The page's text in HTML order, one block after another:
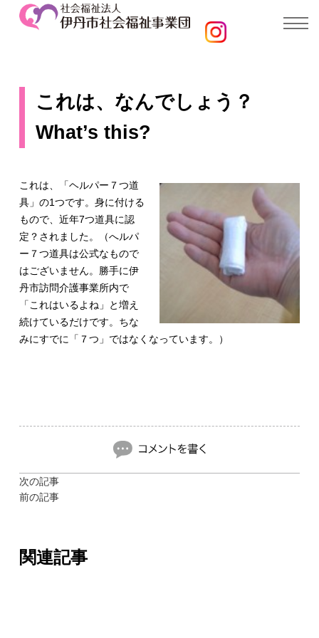
これは、なんでしょう？
What’s this?
これは、「ヘルパー７つ道
具」の1つです。身に付ける
もので、近年7つ道具に認
定？されました。（へルパ
ー７つ道具は公式なもので
はございません。勝手に伊
丹市訪問介護事業所内で
「これはいるよね」と増え
続けているだけです。ちな
みにすでに「７つ」ではなくなっています。）
次の記事
前の記事
関連記事